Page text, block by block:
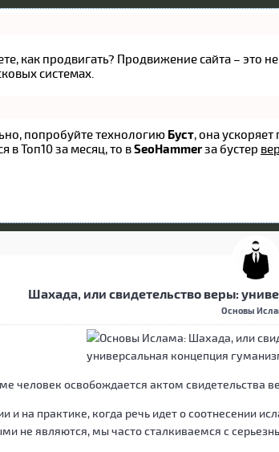
как продвигать? Продвижение сайта –
системах.
попробуйте технологию Буст, она
в Топ10 за месяц, то вSeoHammerза бустер
Шахада, или свидетельство веры:
Основы
человек освобождается актом свидетельства
и на практике, когда речь идет о соотнесении
не являются, мы часто сталкиваемся с